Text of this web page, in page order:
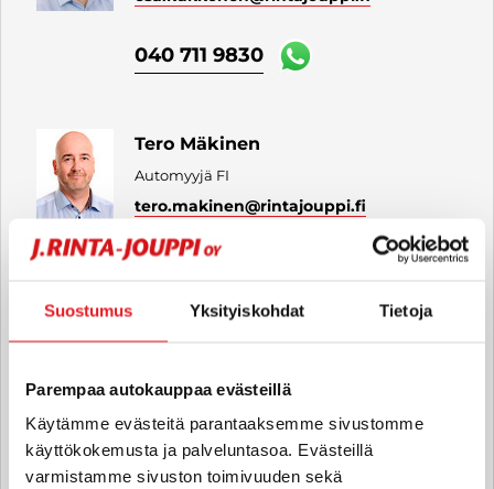
Suostumus Yksityiskohdat Tietoja
Parempaa autokauppaa evästeillä
Käytämme evästeitä parantaaksemme sivustomme
käyttökokemusta ja palveluntasoa. Evästeillä
varmistamme sivuston toimivuuden sekä
040 711 9830
Tero Mäkinen
Automyyjä FI
tero.makinen@rintajouppi.fi
Automyyjä FI | EN
tero.arola@rintajouppi.fi
040 711 9836